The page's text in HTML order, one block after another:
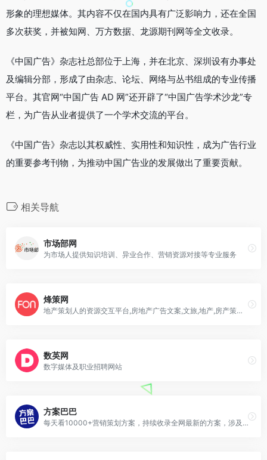
形象的理想媒体。其内容不仅在国内具有广泛影响力，还在全国
多次获奖，并被知网、万方数据、龙源期刊网等全文收录。
《中国广告》杂志社总部位于上海，并在北京、深圳设有办事处
及编辑分部，形成了由杂志、论坛、网络与丛书组成的专业传播
平台。其官网“中国广告 AD 网”还开辟了“中国广告学术沙龙”专
栏，为广告从业者提供了一个学术交流的平台。
《中国广告》杂志以其权威性、实用性和知识性，成为广告行业
的重要参考刊物，为推动中国广告业的发展做出了重要贡献。
相关导航
市场部网
为市场人提供知识培训、异业合作、营销资源对接等专业服务
烽策网
地产策划人的资源交互平台,房地产广告文案,文旅,地产,房产策划方案
数英网
数字媒体及职业招聘网站
方案巴巴
每天看10000+营销策划方案，持续收录全网最新的方案，涉及30行业，500+公司。加入社群，快速积累行业资源。小红书强力种草~国内知名品牌负责人、策划人都在用